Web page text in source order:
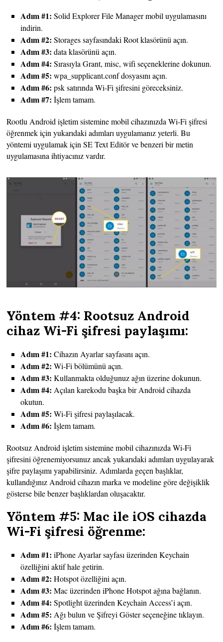
Adım #1:Solid Explorer File Manager mobil uygulamasını
indirin.
Adım #2:Storages sayfasındaki Root klasörünü açın.
Adım #3:data klasörünü açın.
Adım #4:Sırasıyla Grant, misc, wifi seçeneklerine dokunun.
Adım #5:wpa_supplicant.conf dosyasını açın.
Adım #6:psk satırında Wi-Fi şifresini göreceksiniz.
Adım #7:İşlem tamam.
Rootlu Android işletim sistemine mobil cihazınızda Wi-Fi şifresi
öğrenmek için yukarıdaki adımları uygulamanız yeterli. Bu
yöntemi uygulamak için SE Text Editör ve benzeri bir metin
uygulamasına ihtiyacınız vardır.
Yöntem #4: Rootsuz Android
cihaz Wi-Fi şifresi paylaşımı:
Adım #1:Cihazın Ayarlar sayfasını açın.
Adım #2:Wi-Fi bölümünü açın.
Adım #3:Kullanmakta olduğunuz ağın üzerine dokunun.
Adım #4:Açılan karekodu başka bir Android cihazda
okutun.
Adım #5:Wi-Fi şifresi paylaşılacak.
Adım #6:İşlem tamam.
Rootsuz Android işletim sistemine mobil cihazınızda Wi-Fi
şifresini öğrenemiyorsunuz ancak yukarıdaki adımları uygulayarak
şifre paylaşımı yapabilirsiniz. Adımlarda geçen başlıklar,
kullandığınız Android cihazın marka ve modeline göre değişiklik
gösterse bile benzer başlıklardan oluşacaktır.
Yöntem #5: Mac ile iOS cihazda
Wi-Fi şifresi öğrenme:
Adım #1:iPhone Ayarlar sayfası üzerinden Keychain
özelliğini aktif hale getirin.
Adım #2:Hotspot özelliğini açın.
Adım #3:Mac üzerinden iPhone Hotspot ağına bağlanın.
Adım #4:Spotlight üzerinden Keychain Access’i açın.
Adım #5:Ağı bulun ve Şifreyi Göster seçeneğine tıklayın.
Adım #6:İşlem tamam.